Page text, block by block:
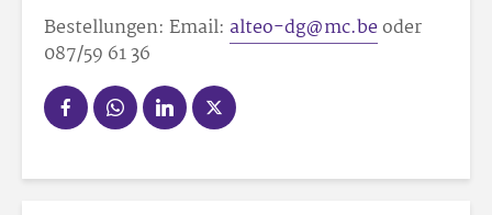
Bestellungen: Email: alteo-dg@mc.beoder
087/59 61 36